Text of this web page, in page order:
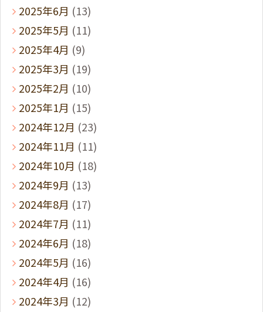
2025年6月 (13)
2025年5月 (11)
2025年4月 (9)
2025年3月 (19)
2025年2月 (10)
2025年1月 (15)
2024年12月 (23)
2024年11月 (11)
2024年10月 (18)
2024年9月 (13)
2024年8月 (17)
2024年7月 (11)
2024年6月 (18)
2024年5月 (16)
2024年4月 (16)
2024年3月 (12)